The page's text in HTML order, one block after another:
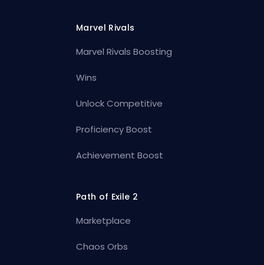
Marvel Rivals
Marvel Rivals Boosting
Wins
Unlock Competitive
Proficiency Boost
Achievement Boost
Path of Exile 2
Marketplace
Chaos Orbs